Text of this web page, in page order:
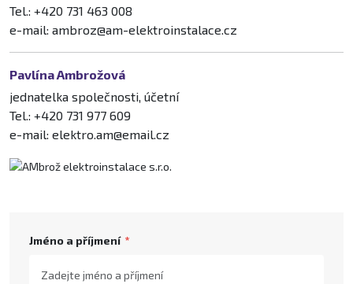
Tel.: +420 731 463 008
e-mail: ambroz@am-elektroinstalace.cz
Pavlína Ambrožová
jednatelka společnosti, účetní
Tel.: +420 731 977 609
e-mail: elektro.am@email.cz
Jméno a příjmení